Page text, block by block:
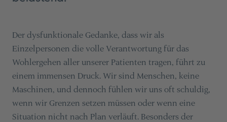
Der dysfunktionale Gedanke, dass wir als
Einzelpersonen die volle Verantwortung für das
Wohlergehen aller unserer Patienten tragen, führt zu
einem immensen Druck. Wir sind Menschen, keine
Maschinen, und dennoch fühlen wir uns oft schuldig,
wenn wir Grenzen setzen müssen oder wenn eine
Situation nicht nach Plan verläuft. Besonders der